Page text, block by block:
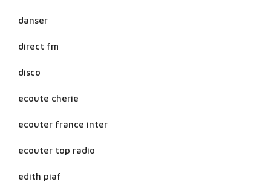
danser
direct fm
disco
ecoute cherie
ecouter france inter
ecouter top radio
edith piaf